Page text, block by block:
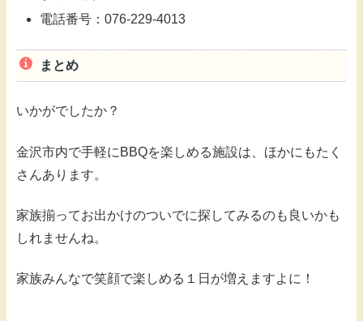
電話番号：076-229-4013
まとめ
いかがでしたか？
金沢市内で手軽にBBQを楽しめる施設は、ほかにもたく
さんあります。
家族揃ってお出かけのついでに探してみるのも良いかも
しれませんね。
家族みんなで笑顔で楽しめる１日が増えますよに！